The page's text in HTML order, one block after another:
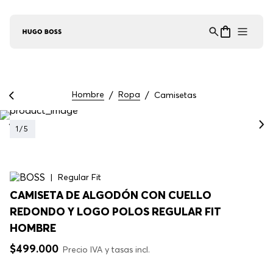
Hombre Ropa Camisetas
1 /5
Regular Fit
CAMISETA DE ALGODÓN CON CUELLO
REDONDO Y LOGO POLOS REGULAR FIT
HOMBRE
$499.000 Precio IVA y tasas incl.
Asistente Virtual
en línea ⋮